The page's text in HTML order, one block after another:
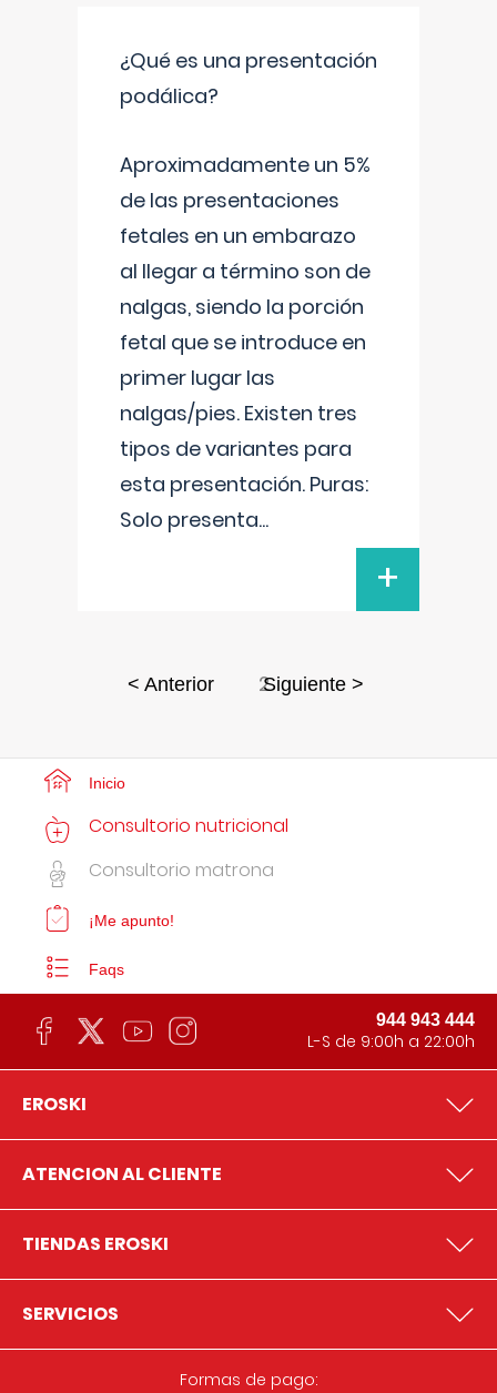
¿Qué es una presentación
podálica?
Aproximadamente un 5%
de las presentaciones
fetales en un embarazo
al llegar a término son de
nalgas, siendo la porción
fetal que se introduce en
primer lugar las
nalgas/pies. Existen tres
tipos de variantes para
esta presentación. Puras:
Solo presenta...
+
< Anterior 2Siguiente >
Inicio
Consultorio nutricional
Consultorio matrona
¡Me apunto!
Faqs
944 943 444
L-S de 9:00h a 22:00h
EROSKI
ATENCION AL CLIENTE
TIENDAS EROSKI
SERVICIOS
Formas de pago: